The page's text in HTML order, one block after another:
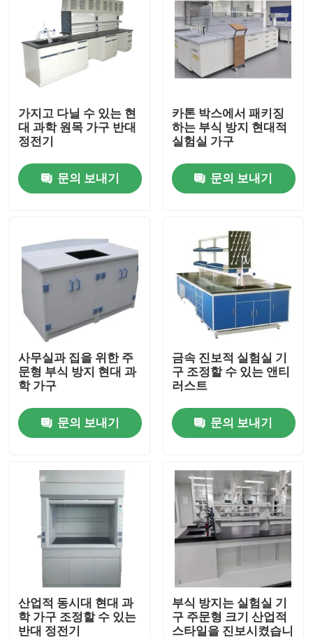
회사 소개
접촉
제품 소개
현대적 실험실 가구
시험소 아일랜드 벤치
시험소 벽 벤치
시험소 환기 푸드
실험실용 저울 벤치
가지고 다닐 수 있는 현
대 과학 원목 가구 반대
정전기
문의 보내기
카톤 박스에서 패키징
하는 부식 방지 현대적
실험실 가구
문의 보내기
사무실과 집을 위한 주
문형 부식 방지 현대 과
학 가구
문의 보내기
금속 진보적 실험실 기
구 조정할 수 있는 앤티
러스트
문의 보내기
산업적 동시대 현대 과
학 가구 조정할 수 있는
반대 정전기
부식 방지는 실험실 기
구 주문형 크기 산업적
스타일을 진보시켰습니